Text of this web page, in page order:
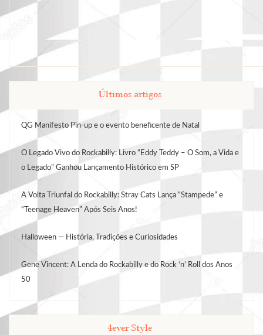
Últimos artigos
QG Manifesto Pin-up e o evento beneficente de Natal
O Legado Vivo do Rockabilly: Livro “Eddy Teddy – O Som, a Vida e
o Legado” Ganhou Lançamento Histórico em SP
A Volta Triunfal do Rockabilly: Stray Cats Lança “Stampede” e
“Teenage Heaven” Após Seis Anos!
Halloween — História, Tradições e Curiosidades
Gene Vincent: A Lenda do Rockabilly e do Rock ‘n’ Roll dos Anos
50
4ever Style